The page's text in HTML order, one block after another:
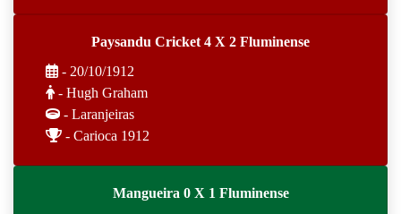
Paysandu Cricket 4 X 2 Fluminense
- 20/10/1912
- Hugh Graham
- Laranjeiras
- Carioca 1912
Mangueira 0 X 1 Fluminense